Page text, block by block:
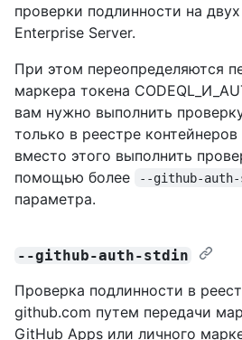
проверки подлинности на
Enterprise Server.
При этом переопределяются
маркера токена
вам нужно выполнить
только в реестре
вместо этого выполнить
помощью более
--github-
параметра.
--github-auth-stdin
Проверка подлинности в
github.com путем передачи
GitHub Apps или личного